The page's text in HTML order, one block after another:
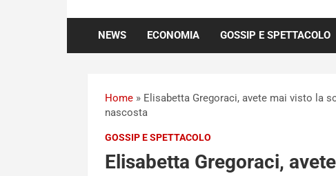
NEWS ECONOMIA GOSSIP E SPETTACOLO
Home » Elisabetta Gregoraci, avete mai visto la
nascosta
GOSSIP E SPETTACOLO
Elisabetta Gregoraci,